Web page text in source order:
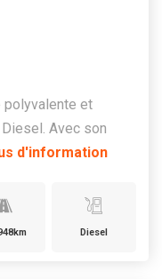
polyvalente et
Avec son
d'information
Diesel